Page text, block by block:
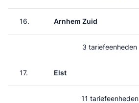
16. Arnhem Zuid
3 tariefeenheden
17. Elst
11 tariefeenheden